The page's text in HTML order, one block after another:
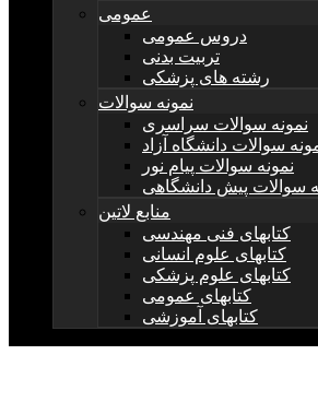
عمومی
دروس عمومی
تربیت بدنی
رشته های پزشکی
نمونه سوالات
نمونه سوالات سراسری
سوالات دانشگاه آزاد
نمونه سوالات پیام نور
سوالات پیش دانشگاهی
منابع لاتین
کتابهای فنی مهندسی
کتابهای علوم انسانی
کتابهای علوم پزشکی
کتابهای عمومی
کتابهای آموزشی